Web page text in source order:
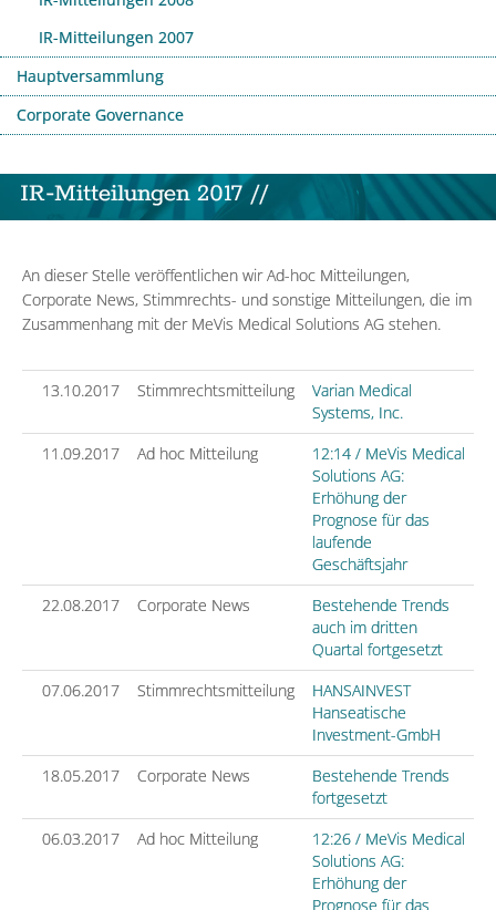
IR-Mitteilungen 2007
Hauptversammlung
Corporate Governance
IR-Mitteilungen 2017 //
An dieser Stelle veröffentlichen wir Ad-hoc Mitteilungen,
Corporate News, Stimmrechts- und sonstige Mitteilungen, die im
Zusammenhang mit der MeVis Medical Solutions AG stehen.
13.10.2017 Stimmrechtsmitteilung
Varian Medical
Systems, Inc.
11.09.2017
Ad hoc Mitteilung
12:14 / MeVis Medical
Solutions AG:
Erhöhung der
Prognose für das
laufende
Geschäftsjahr
22.08.2017
Corporate News
Bestehende Trends
auch im dritten
Quartal fortgesetzt
07.06.2017
Stimmrechtsmitteilung
HANSAINVEST
Hanseatische
Investment-GmbH
18.05.2017
Corporate News
Bestehende Trends
fortgesetzt
06.03.2017
Ad hoc Mitteilung
12:26 / MeVis Medical
Solutions AG:
Erhöhung der
Prognose für das